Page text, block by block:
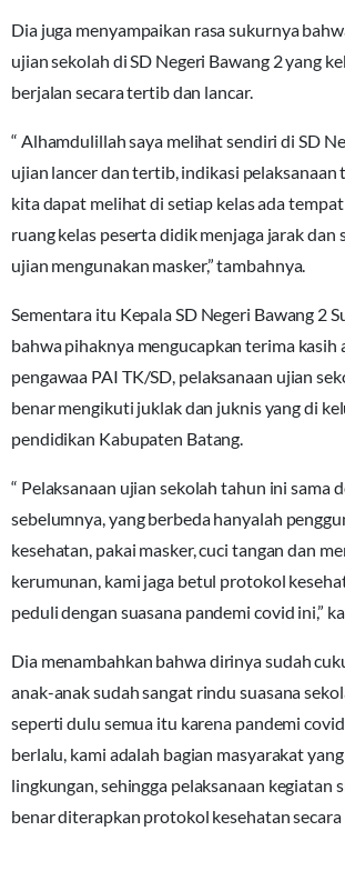
Dia juga menyampaikan rasa sukurnya
ujian sekolah di SD Negeri Bawang 2 yang
berjalan secara tertib dan lancar.
“ Alhamdulillah saya melihat sendiri di SD
ujian lancer dan tertib, indikasi pelaksanaan
kita dapat melihat di setiap kelas ada
ruang kelas peserta didik menjaga jarak dan
ujian mengunakan masker,” tambahnya.
Sementara itu Kepala SD Negeri Bawang 2
bahwa pihaknya mengucapkan terima kasih
pengawaa PAI TK/SD, pelaksanaan ujian
benar mengikuti juklak dan juknis yang di
pendidikan Kabupaten Batang.
“ Pelaksanaan ujian sekolah tahun ini sama
sebelumnya, yang berbeda hanyalah
kesehatan, pakai masker, cuci tangan dan
kerumunan, kami jaga betul protokol
peduli dengan suasana pandemi covid ini,”
Dia menambahkan bahwa dirinya sudah
anak-anak sudah sangat rindu suasana
seperti dulu semua itu karena pandemi
berlalu, kami adalah bagian masyarakat
lingkungan, sehingga pelaksanaan kegiatan
benar diterapkan protokol kesehatan